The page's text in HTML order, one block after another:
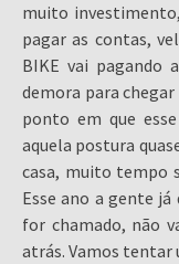
muito
pagar as contas,
BIKE vai pagando
demora para
ponto em que
aquela postura
casa, muito tempo
Esse ano a gente
for chamado, não
atrás. Vamos tentar